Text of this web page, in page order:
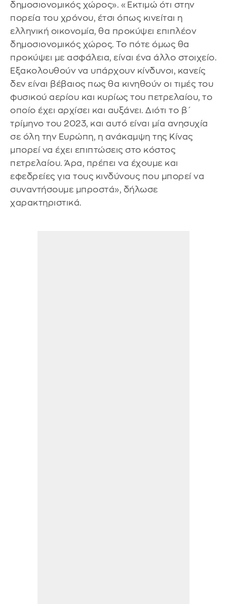
δημοσιονομικός χώρος». «Εκτιμώ ότι στην
πορεία του χρόνου, έτσι όπως κινείται η
ελληνική οικονομία, θα προκύψει επιπλέον
δημοσιονομικός χώρος. Το πότε όμως θα
προκύψει με ασφάλεια, είναι ένα άλλο στοιχείο.
Εξακολουθούν να υπάρχουν κίνδυνοι, κανείς
δεν είναι βέβαιος πως θα κινηθούν οι τιμές του
φυσικού αερίου και κυρίως του πετρελαίου, το
οποίο έχει αρχίσει και αυξάνει. Διότι το β΄
τρίμηνο του 2023, και αυτό είναι μία ανησυχία
σε όλη την Ευρώπη, η ανάκαμψη της Κίνας
μπορεί να έχει επιπτώσεις στο κόστος
πετρελαίου. Άρα, πρέπει να έχουμε και
εφεδρείες για τους κινδύνους που μπορεί να
συναντήσουμε μπροστά», δήλωσε
χαρακτηριστικά.